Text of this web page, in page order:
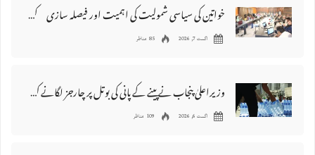
خواتین کی سیاسی شمولیت کی اہمیت اور فیصلہ سازی کے عمل میں فعال کردار
اگست 7, 2026 85 مناظر
وزیراعلیٰ پنجاب نے پینے کے پانی کی بوتل پر چارجز لگانے کی تجویز مستر دکر دی
اگست 6, 2026 109 مناظر